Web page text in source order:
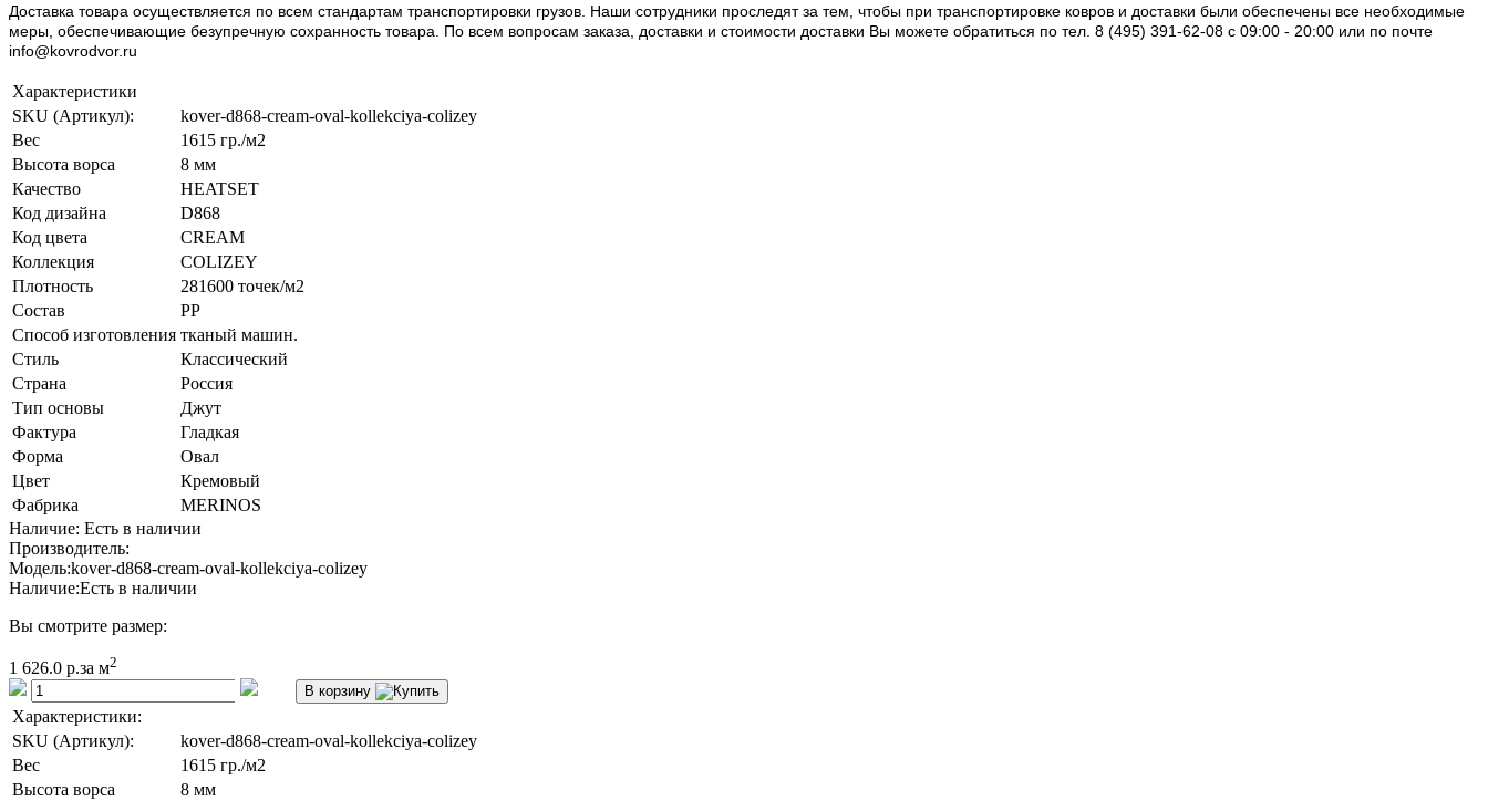
Доставка товара осуществляется по всем стандартам транспортировки грузов. Наши сотрудники проследят за тем, чтобы при транспортировке ковров и доставки были обеспечены все необходимые
меры, обеспечивающие безупречную сохранность товара. По всем вопросам заказа, доставки и стоимости доставки Вы можете обратиться по тел. 8 (495) 391-62-08 c 09:00 - 20:00 или по почте
info@kovrodvor.ru
Характеристики
SKU (Артикул):
kover-d868-cream-oval-kollekciya-colizey
Вес
1615 гр./м2
Высота ворса
8 мм
Качество
HEATSET
Код дизайна
D868
Код цвета
CREAM
Коллекция
COLIZEY
Плотность
281600 точек/м2
Состав
PP
Способ изготовления тканый машин.
Стиль
Классический
Страна
Россия
Тип основы
Джут
Фактура
Гладкая
Форма
Овал
Цвет
Кремовый
Фабрика
MERINOS
Наличие: Есть в наличии
Производитель:
Модель:kover-d868-cream-oval-kollekciya-colizey
Наличие:Есть в наличии
Вы смотрите размер:
1 626.0 р.за м2
В корзину
Характеристики:
SKU (Артикул):
kover-d868-cream-oval-kollekciya-colizey
Вес
1615 гр./м2
Высота ворса
8 мм